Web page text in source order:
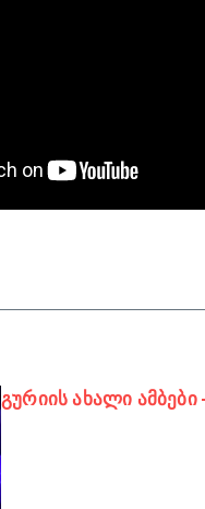
გურიის ახალი ამბები